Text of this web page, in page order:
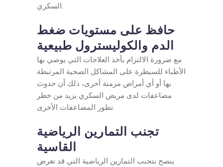
السكري.
حافظ على مستويات ضغط
الدم والكوليسترول طبيعية
مع ضرورة الالتزام بأخذ العلاجات التي يوصي بها
الأطباء للسيطرة على المشاكل الصحية المرتبطة
بها أو أي أمراض مزمنة أخرى، ذلك أن حدوث
مضاعفات لدى مريض السكري يزيد من خطر
تطور المضاعفات الأخرى.
تجنب التمارين الرياضية
القاسية
ينصح بتجنب التمارين الرياضية التي قد تعرض